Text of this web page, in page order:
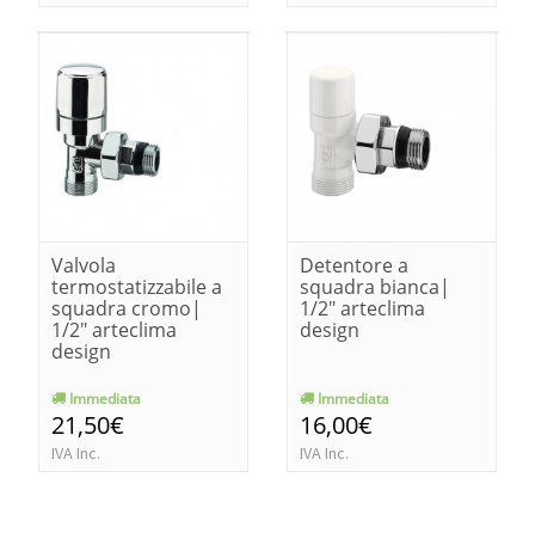
Valvola
termostatizzabile a
squadra cromo|
1/2" arteclima
design
Immediata
21,50€
IVA Inc.
Detentore a
squadra bianca|
1/2" arteclima
design
Immediata
16,00€
IVA Inc.